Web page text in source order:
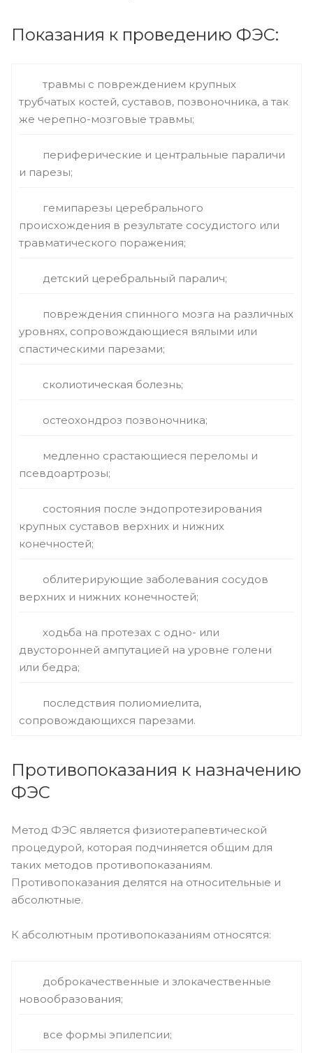
Показания к проведению ФЭС:
травмы с повреждением крупных
трубчатых костей, суставов, позвоночника, а так
же черепно-мозговые травмы;
периферические и центральные параличи
и парезы;
гемипарезы церебрального
происхождения в результате сосудистого или
травматического поражения;
детский церебральный паралич;
повреждения спинного мозга на различных
уровнях, сопровождающиеся вялыми или
спастическими парезами;
сколиотическая болезнь;
остеохондроз позвоночника;
медленно срастающиеся переломы и
псевдоартрозы;
состояния после эндопротезирования
крупных суставов верхних и нижних
конечностей;
облитерирующие заболевания сосудов
верхних и нижних конечностей;
ходьба на протезах с одно- или
двусторонней ампутацией на уровне голени
или бедра;
последствия полиомиелита,
сопровождающихся парезами.
Противопоказания к назначению
ФЭС
Метод ФЭС является физиотерапевтической
процедурой, которая подчиняется общим для
таких методов противопоказаниям.
Противопоказания делятся на относительные и
абсолютные.
К абсолютным противопоказаниям относятся:
доброкачественные и злокачественные
новообразования;
все формы эпилепсии;